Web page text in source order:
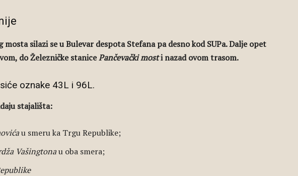
mosta silazi se u Bulevar despota Stefana pa desno kod SUPa. Dalje opet
do Železničke stanicePančevački mosti nazad ovom trasom.
oznake 43L i 96L.
stajališta:
u smeru ka Trgu Republike;
Vašingtonau oba smera;